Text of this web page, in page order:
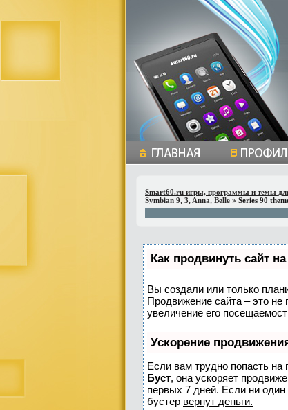
Smart60.ru игры, программы и темы
Symbian 9, 3, Anna, Belle » Series 90
Как продвинуть сайт
Вы создали или только
Продвижение сайта – это
увеличение его
Ускорение
Если вам трудно попасть на
Буст, она ускоряет
первых 7 дней. Если ни один
бустер вернут деньги.